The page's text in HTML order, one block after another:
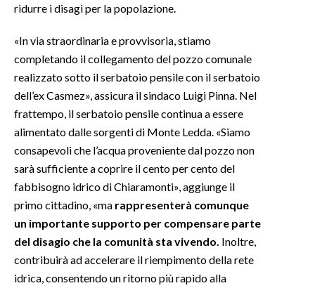
ANNUNCI
SPIAGGE
STORE
ridurre i disagi per la popolazione.
«In via straordinaria e provvisoria, stiamo
completando il collegamento del pozzo comunale
realizzato sotto il serbatoio pensile con il serbatoio
dell’ex Casmez», assicura il sindaco Luigi Pinna. Nel
frattempo, il serbatoio pensile continua a essere
alimentato dalle sorgenti di Monte Ledda. «Siamo
consapevoli che l’acqua proveniente dal pozzo non
sarà sufficiente a coprire il cento per cento del
fabbisogno idrico di Chiaramonti», aggiunge il
primo cittadino, «ma rappresenterà comunque
un importante supporto per compensare parte
del disagio che la comunità sta vivendo. Inoltre,
contribuirà ad accelerare il riempimento della rete
idrica, consentendo un ritorno più rapido alla